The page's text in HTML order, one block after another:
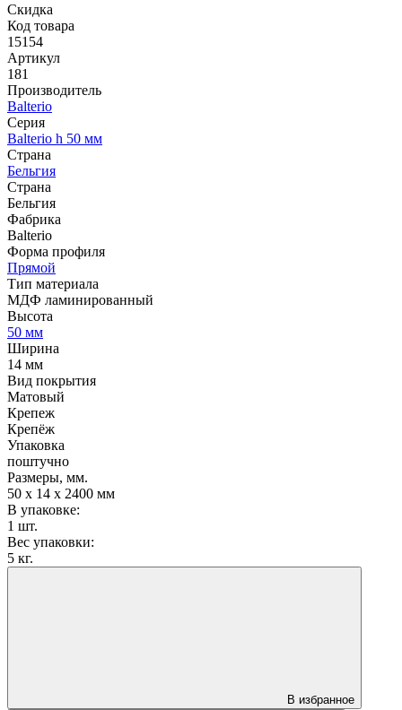
Скидка
Код товара
15154
Артикул
181
Производитель
Balterio
Серия
Balterio h 50 мм
Страна
Бельгия
Страна
Бельгия
Фабрика
Balterio
Форма профиля
Прямой
Тип материала
МДФ ламинированный
Высота
50 мм
Ширина
14 мм
Вид покрытия
Матовый
Крепеж
Крепёж
Упаковка
поштучно
Размеры, мм.
50 х 14 х 2400 мм
В упаковке:
1 шт.
Вес упаковки:
5 кг.
В избранное